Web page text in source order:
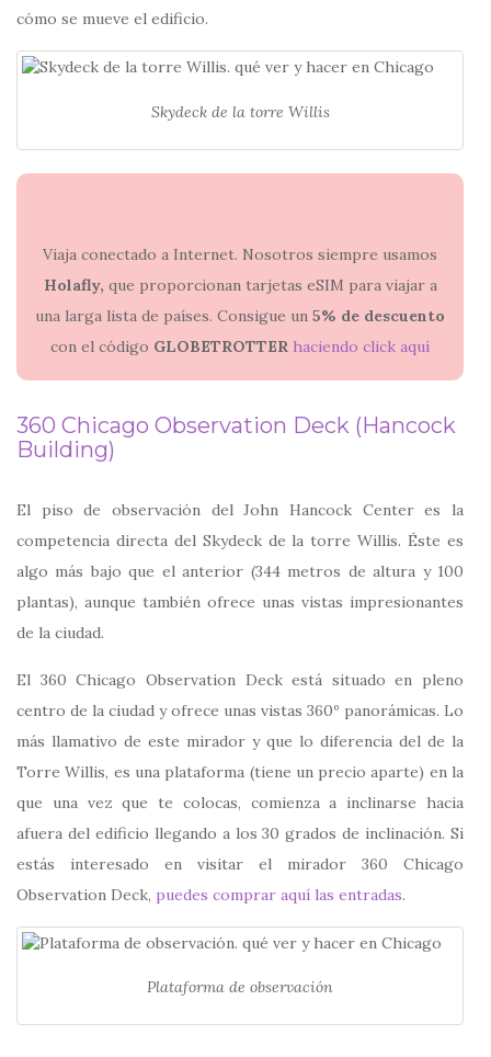
cómo se mueve el edificio.
Skydeck de la torre Willis
Viaja conectado a Internet. Nosotros siempre usamos
Holafly, que proporcionan tarjetas eSIM para viajar a
una larga lista de países. Consigue un 5% de descuento
con el código GLOBETROTTER haciendo click aquí
360 Chicago Observation Deck (Hancock
Building)
​El piso de observación del John Hancock Center es la
competencia directa del Skydeck de la torre Willis. Éste es
algo más bajo que el anterior (344 metros de altura y 100
plantas), aunque también ofrece unas vistas impresionantes
de la ciudad.
El 360 Chicago Observation Deck está situado en pleno
centro de la ciudad y ofrece unas vistas 360º panorámicas. Lo
más llamativo de este mirador y que lo diferencia del de la
Torre Willis, es una plataforma (tiene un precio aparte) en la
que una vez que te colocas, comienza a inclinarse hacia
afuera del edificio llegando a los 30 grados de inclinación. Si
estás interesado en visitar el mirador 360 Chicago
Observation Deck, puedes comprar aquí las entradas.
Plataforma de observación